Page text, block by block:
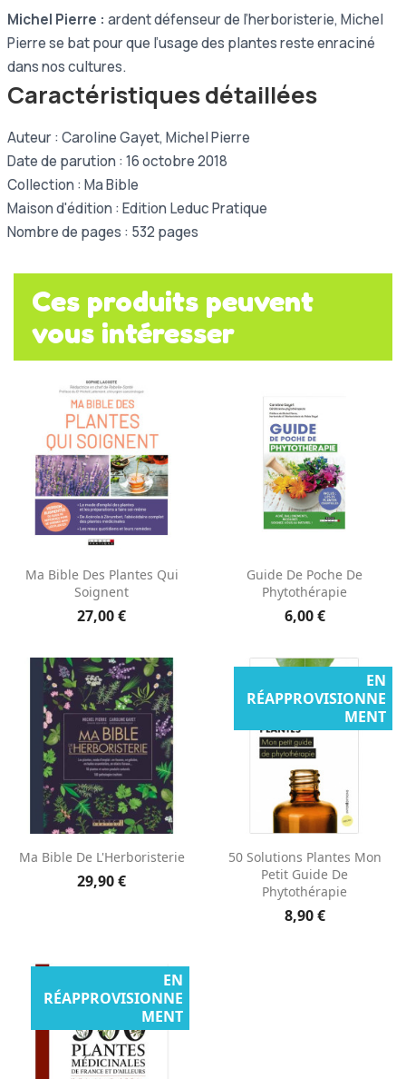
Michel Pierre : ardent défenseur de l’herboristerie, Michel
Pierre se bat pour que l’usage des plantes reste enraciné
dans nos cultures.
Caractéristiques détaillées
Auteur : Caroline Gayet, Michel Pierre
Date de parution : 16 octobre 2018
Collection : Ma Bible
Maison d'édition : Edition Leduc Pratique
Nombre de pages : 532 pages
Ces produits peuvent
vous intéresser
Ma Bible Des Plantes Qui
Soignent
27,00 €
Guide De Poche De
Phytothérapie
6,00 €
Ma Bible De L'Herboristerie
29,90 €
50 Solutions Plantes Mon
Petit Guide De
Phytothérapie
8,90 €
EN
RÉAPPROVISIONNE
MENT
EN
RÉAPPROVISIONNE
MENT